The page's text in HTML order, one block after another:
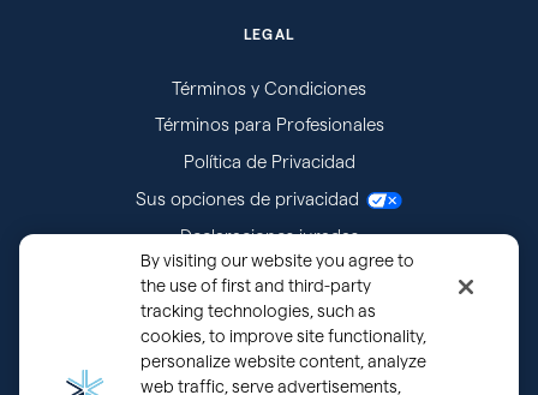
LEGAL
Términos y Condiciones
Términos para Profesionales
Política de Privacidad
Sus opciones de privacidad
Declaraciones juradas
Citaciones
By visiting our website you agree to
the use of first and third-party
tracking technologies, such as
cookies, to improve site functionality,
personalize website content, analyze
web traffic, serve advertisements,